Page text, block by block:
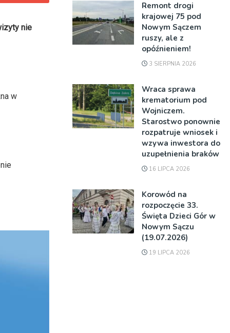
nie
w
Remont drogi
krajowej 75 pod
Nowym Sączem
ruszy, ale z
opóźnieniem!
3 SIERPNIA 2026
Wraca sprawa
krematorium pod
Wojniczem.
Starostwo ponownie
rozpatruje wniosek i
wzywa inwestora do
uzupełnienia braków
16 LIPCA 2026
Korowód na
rozpoczęcie 33.
Święta Dzieci Gór w
Nowym Sączu
(19.07.2026)
19 LIPCA 2026